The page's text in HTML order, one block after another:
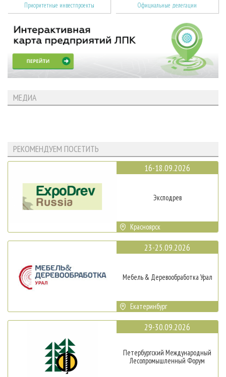
Приоритетные инвестпроекты Официальные делегации
МЕДИА
РЕКОМЕНДУЕМ ПОСЕТИТЬ
16-18.09.2026
Эксподрев
Красноярск
23-25.09.2026
Мебель & Деревообработка Урал
Екатеринбург
29-30.09.2026
Петербургский Международный
Лесопромышленный Форум